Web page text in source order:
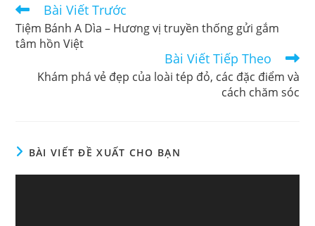
Read
articles
Bài Viết Trước
Tiệm Bánh A Dìa – Hương vị truyền thống gửi gắm
tâm hồn Việt
Bài Viết Tiếp Theo
Khám phá vẻ đẹp của loài tép đỏ, các đặc điểm và
cách chăm sóc
BÀI VIẾT ĐỀ XUẤT CHO BẠN